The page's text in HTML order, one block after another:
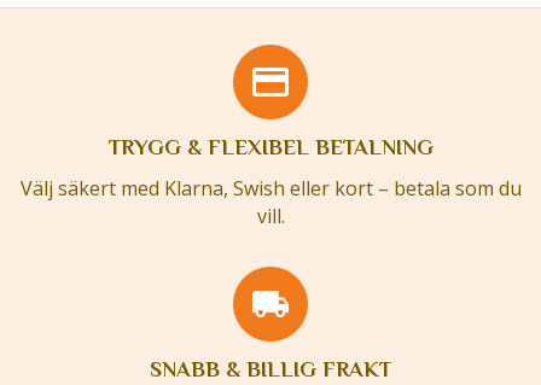
TRYGG & FLEXIBEL BETALNING
Välj säkert med Klarna, Swish eller kort – betala som du
vill.
SNABB & BILLIG FRAKT